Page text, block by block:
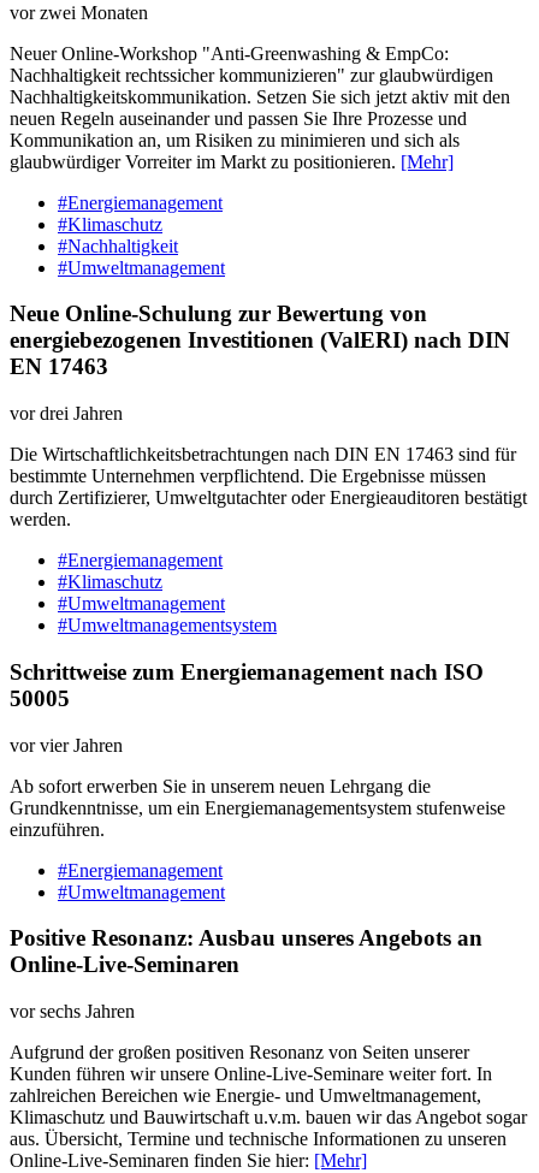
vor zwei Monaten
Neuer Online-Workshop "Anti-Greenwashing & EmpCo:
Nachhaltigkeit rechtssicher kommunizieren" zur glaubwürdigen
Nachhaltigkeitskommunikation. Setzen Sie sich jetzt aktiv mit den
neuen Regeln auseinander und passen Sie Ihre Prozesse und
Kommunikation an, um Risiken zu minimieren und sich als
glaubwürdiger Vorreiter im Markt zu positionieren. [Mehr]
#Energiemanagement
#Klimaschutz
#Nachhaltigkeit
#Umweltmanagement
Neue Online-Schulung zur Bewertung von
energiebezogenen Investitionen (ValERI) nach DIN
EN 17463
vor drei Jahren
Die Wirtschaftlichkeitsbetrachtungen nach DIN EN 17463 sind für
bestimmte Unternehmen verpflichtend. Die Ergebnisse müssen
durch Zertifizierer, Umweltgutachter oder Energieauditoren bestätigt
werden.
#Energiemanagement
#Klimaschutz
#Umweltmanagement
#Umweltmanagementsystem
Schrittweise zum Energiemanagement nach ISO
50005
vor vier Jahren
Ab sofort erwerben Sie in unserem neuen Lehrgang die
Grundkenntnisse, um ein Energiemanagementsystem stufenweise
einzuführen.
#Energiemanagement
#Umweltmanagement
Positive Resonanz: Ausbau unseres Angebots an
Online-Live-Seminaren
vor sechs Jahren
Aufgrund der großen positiven Resonanz von Seiten unserer
Kunden führen wir unsere Online-Live-Seminare weiter fort. In
zahlreichen Bereichen wie Energie- und Umweltmanagement,
Klimaschutz und Bauwirtschaft u.v.m. bauen wir das Angebot sogar
aus. Übersicht, Termine und technische Informationen zu unseren
Online-Live-Seminaren finden Sie hier: [Mehr]